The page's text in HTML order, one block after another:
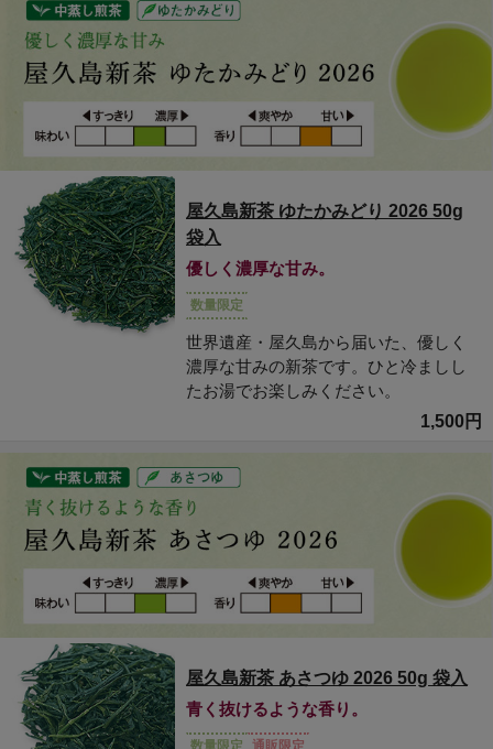
屋久島新茶 ゆたかみどり 2026 50g
袋入
優しく濃厚な甘み。
数量限定
世界遺産・屋久島から届いた、優しく
濃厚な甘みの新茶です。ひと冷ましし
たお湯でお楽しみください。
1,500円
屋久島新茶 あさつゆ 2026 50g 袋入
青く抜けるような香り。
数量限定 通販限定